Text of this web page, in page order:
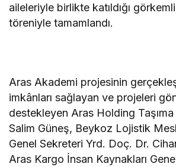
aileleriyle birlikte katıldığı
töreniyle tamamlandı.
Aras Akademi projesinin
imkânları sağlayan ve projeleri
destekleyen Aras Holding Taşıma
Salim Güneş, Beykoz Lojistik
Genel Sekreteri Yrd. Doç. Dr.
Aras Kargo İnsan Kaynakları